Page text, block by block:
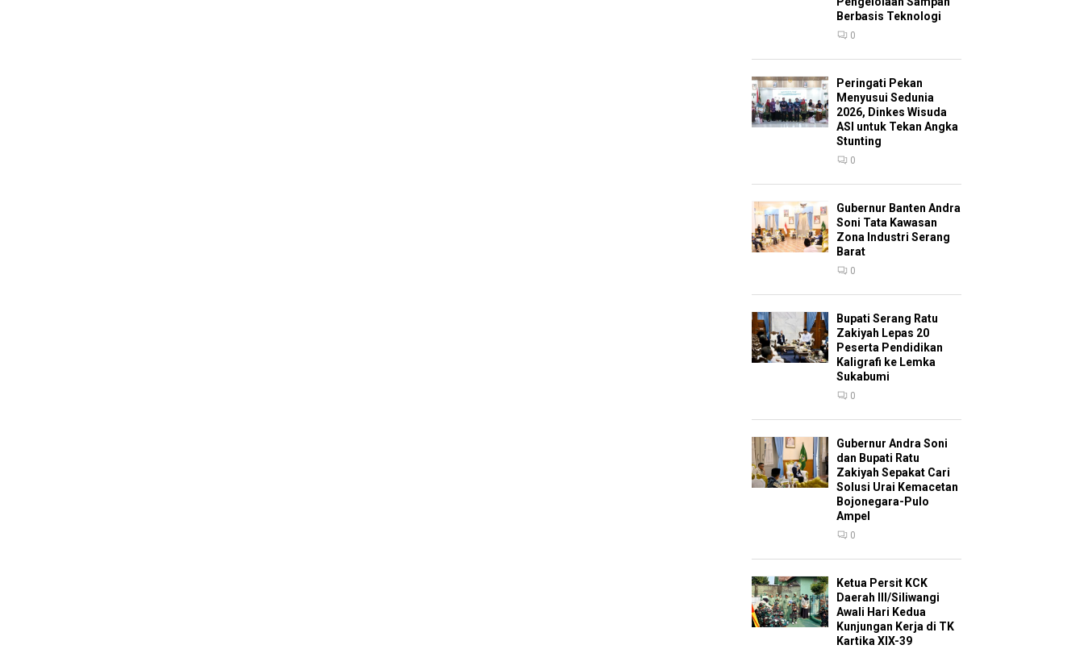
Berbasis Teknologi
0
Peringati Pekan
Menyusui Sedunia
2026, Dinkes Wisuda
ASI untuk Tekan Angka
Stunting
0
Gubernur Banten Andra
Soni Tata Kawasan
Zona Industri Serang
Barat
0
Bupati Serang Ratu
Zakiyah Lepas 20
Peserta Pendidikan
Kaligrafi ke Lemka
Sukabumi
0
Gubernur Andra Soni
dan Bupati Ratu
Zakiyah Sepakat Cari
Solusi Urai Kemacetan
Bojonegara-Pulo
Ampel
0
Ketua Persit KCK
Daerah III/Siliwangi
Awali Hari Kedua
Kunjungan Kerja di TK
Kartika XIX-39